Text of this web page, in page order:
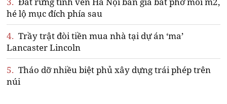
hé lộ mục đích phía sau
4. Trầy trật đòi tiền mua nhà tại dự án ‘ma’
Lancaster Lincoln
5. Tháo dỡ nhiều biệt phủ xây dựng trái phép trên
núi